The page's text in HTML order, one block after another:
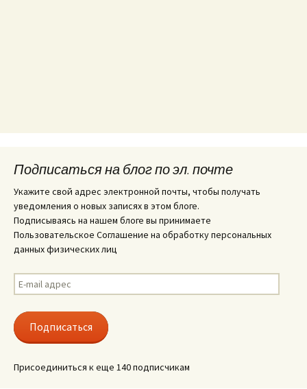
Подписаться на блог по эл. почте
Укажите свой адрес электронной почты, чтобы получать
уведомления о новых записях в этом блоге.
Подписываясь на нашем блоге вы принимаете
Пользовательское Соглашение на обработку персональных
данных физических лиц
E-
mail
Подписаться
Присоединиться к еще 140 подписчикам